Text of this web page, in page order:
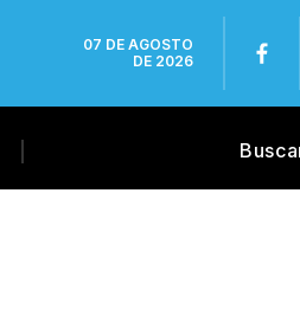
07 DE AGOSTO
DE 2026